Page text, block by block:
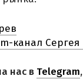
канал
нас в Telegram,